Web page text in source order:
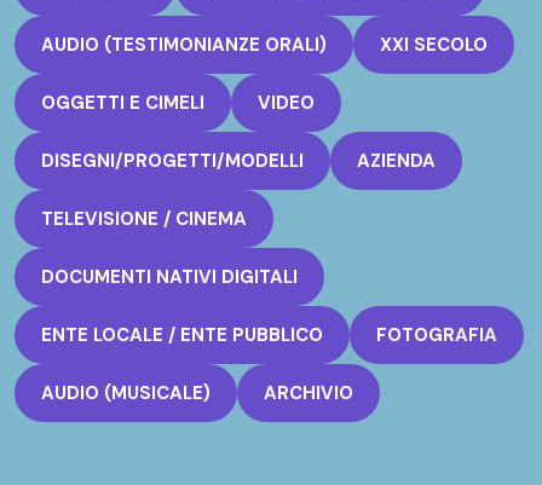
AUDIO (TESTIMONIANZE ORALI) XXI SECOLO
OGGETTI E CIMELI VIDEO
DISEGNI/PROGETTI/MODELLI AZIENDA
TELEVISIONE / CINEMA
DOCUMENTI NATIVI DIGITALI
ENTE LOCALE / ENTE PUBBLICO FOTOGRAFIA
AUDIO (MUSICALE) ARCHIVIO